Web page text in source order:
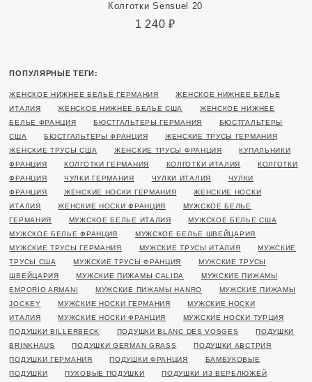
Колготки Sensuel 20
1 240 ₽
ПОПУЛЯРНЫЕ ТЕГИ:
ЖЕНСКОЕ НИЖНЕЕ БЕЛЬЕ ГЕРМАНИЯ
ЖЕНСКОЕ НИЖНЕЕ БЕЛЬЕ
ИТАЛИЯ
ЖЕНСКОЕ НИЖНЕЕ БЕЛЬЕ США
ЖЕНСКОЕ НИЖНЕЕ
БЕЛЬЕ ФРАНЦИЯ
БЮСТГАЛЬТЕРЫ ГЕРМАНИЯ
БЮСТГАЛЬТЕРЫ
США
БЮСТГАЛЬТЕРЫ ФРАНЦИЯ
ЖЕНСКИЕ ТРУСЫ ГЕРМАНИЯ
ЖЕНСКИЕ ТРУСЫ США
ЖЕНСКИЕ ТРУСЫ ФРАНЦИЯ
КУПАЛЬНИКИ
ФРАНЦИЯ
КОЛГОТКИ ГЕРМАНИЯ КОЛГОТКИ ИТАЛИЯ
КОЛГОТКИ
ФРАНЦИЯ
ЧУЛКИ ГЕРМАНИЯ ЧУЛКИ ИТАЛИЯ
ЧУЛКИ
ФРАНЦИЯ
ЖЕНСКИЕ НОСКИ ГЕРМАНИЯ
ЖЕНСКИЕ НОСКИ
ИТАЛИЯ
ЖЕНСКИЕ НОСКИ ФРАНЦИЯ
МУЖСКОЕ БЕЛЬЕ
ГЕРМАНИЯ
МУЖСКОЕ БЕЛЬЕ ИТАЛИЯ
МУЖСКОЕ БЕЛЬЕ США
МУЖСКОЕ БЕЛЬЕ ФРАНЦИЯ
МУЖСКОЕ БЕЛЬЕ ШВЕЙЦАРИЯ
МУЖСКИЕ ТРУСЫ ГЕРМАНИЯ
МУЖСКИЕ ТРУСЫ ИТАЛИЯ
МУЖСКИЕ
ТРУСЫ США
МУЖСКИЕ ТРУСЫ ФРАНЦИЯ
МУЖСКИЕ ТРУСЫ
ШВЕЙЦАРИЯ
МУЖСКИЕ ПИЖАМЫ CALIDA
МУЖСКИЕ ПИЖАМЫ
EMPORIO ARMANI
МУЖСКИЕ ПИЖАМЫ HANRO
МУЖСКИЕ ПИЖАМЫ
JOCKEY
МУЖСКИЕ НОСКИ ГЕРМАНИЯ
МУЖСКИЕ НОСКИ
ИТАЛИЯ
МУЖСКИЕ НОСКИ ФРАНЦИЯ
МУЖСКИЕ НОСКИ ТУРЦИЯ
ПОДУШКИ BILLERBECK
ПОДУШКИ BLANC DES VOSGES
ПОДУШКИ
BRINKHAUS
ПОДУШКИ GERMAN GRASS
ПОДУШКИ АВСТРИЯ
ПОДУШКИ ГЕРМАНИЯ
ПОДУШКИ ФРАНЦИЯ
БАМБУКОВЫЕ
ПОДУШКИ
ПУХОВЫЕ ПОДУШКИ
ПОДУШКИ ИЗ ВЕРБЛЮЖЕЙ